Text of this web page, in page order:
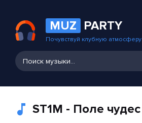
MUZ PARTY
Почувствуй клубную атмосферу
ST1M - Поле чудес